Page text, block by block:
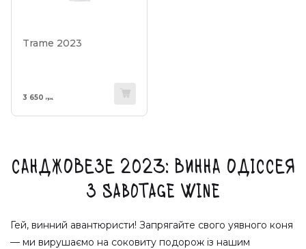
Trame 2023
3 650 грн.
Санджовезе 2023: Винна Одіссея
з Sabotage Wine
Гей, винний авантюристи! Запрягайте свого уявного коня
— ми вирушаємо на соковиту подорож із нашим